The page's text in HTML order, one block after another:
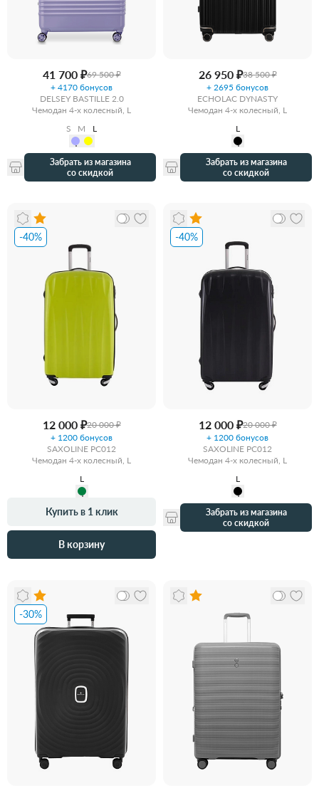
41 700 ₽69 500 ₽
+ 4170 бонусов
DELSEY BASTILLE 2.0
Чемодан 4-х колесный, L
S
M L
Забрать из магазина
со скидкой
26 950 ₽38 500 ₽
+ 2695 бонусов
ECHOLAC DYNASTY
Чемодан 4-х колесный, L
L
Забрать из магазина
со скидкой
-40%
12 000 ₽20 000 ₽
+ 1200 бонусов
SAXOLINE PC012
Чемодан 4-х колесный, L
L
Купить в 1 клик
В корзину
-40%
12 000 ₽20 000 ₽
+ 1200 бонусов
SAXOLINE PC012
Чемодан 4-х колесный, L
L
Забрать из магазина
со скидкой
-30%